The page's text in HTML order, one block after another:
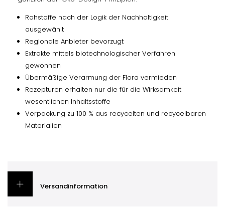
Rohstoffe nach der Logik der Nachhaltigkeit
ausgewählt
Regionale Anbieter bevorzugt
Extrakte mittels biotechnologischer Verfahren
gewonnen
Übermäßige Verarmung der Flora vermieden
Rezepturen erhalten nur die für die Wirksamkeit
wesentlichen Inhaltsstoffe
Verpackung zu 100 % aus recycelten und recycelbaren
Materialien
Versandinformation